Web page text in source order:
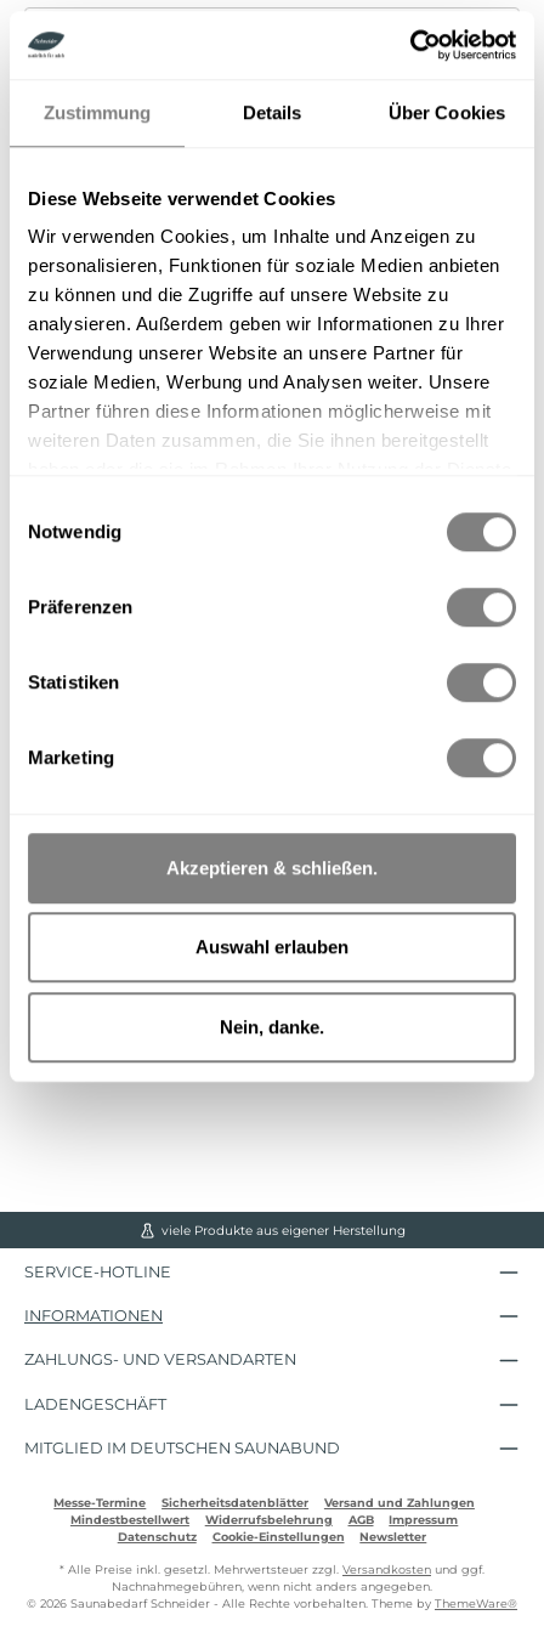
Zustimmung Details Über Cookies
Diese Webseite verwendet Cookies
Wir verwenden Cookies, um Inhalte und Anzeigen zu
personalisieren, Funktionen für soziale Medien anbieten
zu können und die Zugriffe auf unsere Website zu
analysieren. Außerdem geben wir Informationen zu Ihrer
Verwendung unserer Website an unsere Partner für
soziale Medien, Werbung und Analysen weiter. Unsere
Partner führen diese Informationen möglicherweise mit
weiteren Daten zusammen, die Sie ihnen bereitgestellt
Notwendig
Präferenzen
Statistiken
Marketing
Akzeptieren & schließen.
Auswahl erlauben
Nein, danke.
Bildergalerie überspringen
NEU
76,00 €* %
Inhalt: 1.25 Liter (60,80 €* / 1 Liter)
Produkt Anzahl: Gib den gewünschten Wert ein oder benutze die Schaltflächen um
Inhalt: 250 ml Mandelblüte, 250 ml Ayurveda, 250 ml
viele Produkte aus eigener Herstellung
SERVICE-HOTLINE
INFORMATIONEN
ZAHLUNGS- UND VERSANDARTEN
LADENGESCHÄFT
MITGLIED IM DEUTSCHEN SAUNABUND
Messe-Termine Sicherheitsdatenblätter
Versand und Zahlungen
Mindestbestellwert
Widerrufsbelehrung AGB
Impressum
Datenschutz
Cookie-Einstellungen Newsletter
* Alle Preise inkl. gesetzl. Mehrwertsteuer zzgl. Versandkosten und ggf.
Nachnahmegebühren, wenn nicht anders angegeben.
© 2026 Saunabedarf Schneider - Alle Rechte vorbehalten. Theme by ThemeWare®